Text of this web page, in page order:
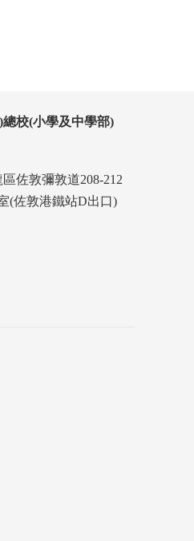
校(小學及中學部)
佐敦彌敦道208-212
(佐敦港鐵站D出口)